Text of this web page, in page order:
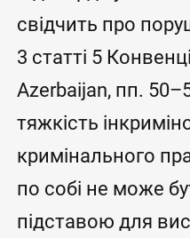
свідчить про
3 статті 5
Azerbaijan, пп.
тяжкість
кримінального
по собі не може
підставою для